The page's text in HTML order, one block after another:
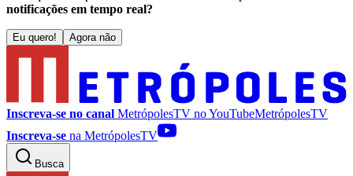
notificações em tempo real?
Eu quero! Agora não
Inscreva-se no canal MetrópolesTV noYouTubeMetrópolesTV
Inscreva-se na MetrópolesTV
Busca